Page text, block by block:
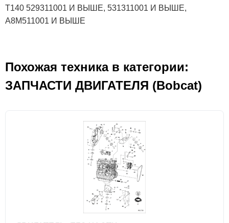
T140 529311001 И ВЫШЕ, 531311001 И ВЫШЕ,
A8M511001 И ВЫШЕ
Похожая техника в категории:
ЗАПЧАСТИ ДВИГАТЕЛЯ (Bobcat)